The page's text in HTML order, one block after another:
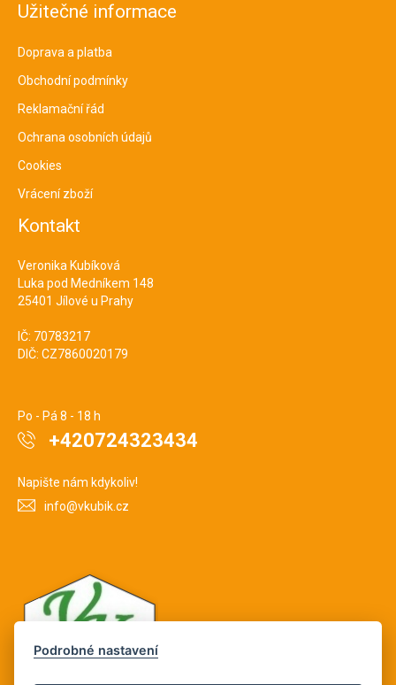
Užitečné informace
Doprava a platba
Obchodní podmínky
Reklamační řád
Ochrana osobních údajů
Cookies
Vrácení zboží
Kontakt
Veronika Kubíková
Luka pod Medníkem 148
25401 Jílové u Prahy
IČ: 70783217
DIČ: CZ7860020179
Po - Pá 8 - 18 h
+420724323434
Napište nám kdykoliv!
info@vkubik.cz
Podrobné nastavení